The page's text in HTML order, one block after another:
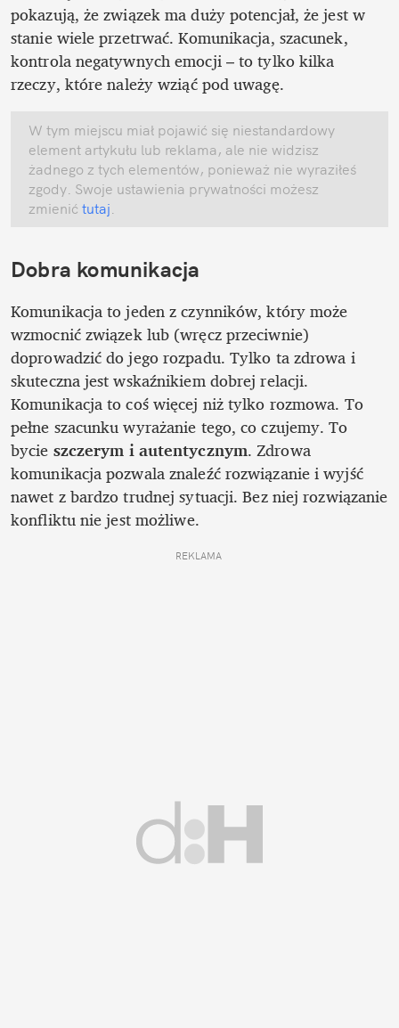
pokazują, że związek ma duży potencjał, że jest w
stanie wiele przetrwać. Komunikacja, szacunek,
kontrola negatywnych emocji – to tylko kilka
rzeczy, które należy wziąć pod uwagę.
W tym miejscu miał pojawić się niestandardowy
element artykułu lub reklama, ale nie widzisz
żadnego z tych elementów, ponieważ nie wyraziłeś
zgody. Swoje ustawienia prywatności możesz
zmienić tutaj
Dobra komunikacja
Komunikacja to jeden z czynników, który może
wzmocnić związek lub (wręcz przeciwnie)
doprowadzić do jego rozpadu. Tylko ta zdrowa i
skuteczna jest wskaźnikiem dobrej relacji.
Komunikacja to coś więcej niż tylko rozmowa. To
pełne szacunku wyrażanie tego, co czujemy. To
bycie szczerym i autentycznym. Zdrowa
komunikacja pozwala znaleźć rozwiązanie i wyjść
nawet z bardzo trudnej sytuacji. Bez niej rozwiązanie
konfliktu nie jest możliwe.
REKLAMA